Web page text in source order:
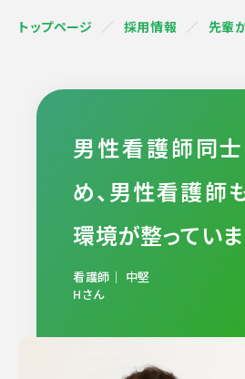
トップページ 採用情報 先輩
男性看護師同
め、男性看護師
環境が整ってい
看護師｜ 中堅
Hさん